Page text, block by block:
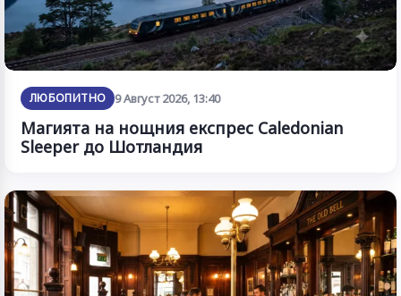
ЛЮБОПИТНО 9 Август 2026, 13:40
Магията на нощния експрес Caledonian
Sleeper до Шотландия